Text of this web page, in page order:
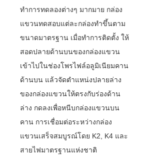
ทำการทดลองต่างๆ มากมาย กล่อง
แขวนทดสอบแต่ละกล่องทำขึ้นตาม
ขนาดมาตรฐาน เมื่อทำการติดตั้ง ให้
สอดปลายด้านบนของกล่องแขวน
เข้าไปในช่องโพรไฟล์อลูมิเนียมคาน
ด้านบน แล้วจัดตำแหน่งปลายล่าง
ของกล่องแขวนให้ตรงกับร่องด้าน
ล่าง กดลงเพื่อหนีบกล่องแขวนบน
คาน การเชื่อมต่อระหว่างกล่อง
แขวนเสร็จสมบูรณ์โดย K2, K4 และ
สายไฟมาตรฐานแห่งชาติ